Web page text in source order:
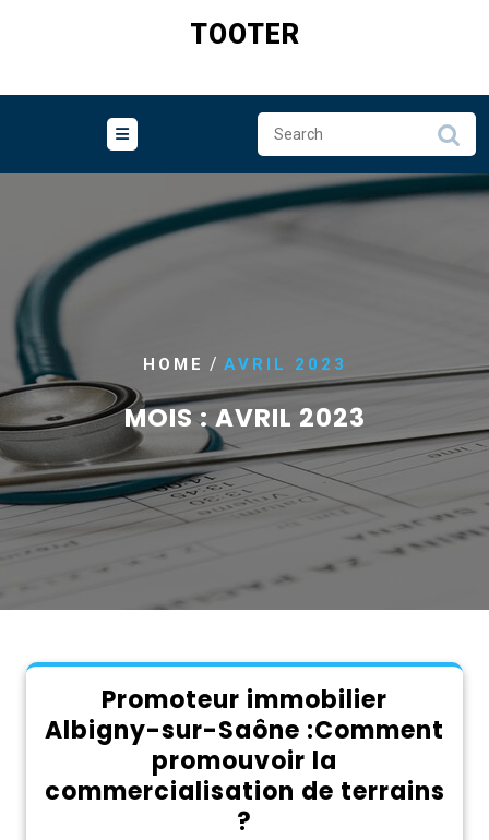
TOOTER
HOME / AVRIL 2023
MOIS :AVRIL 2023
Promoteur immobilier
Albigny-sur-Saône :Comment
promouvoir la
commercialisation de terrains
?